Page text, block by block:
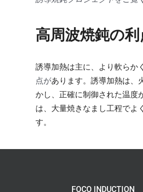
高周波焼鈍の利
誘導加熱は主に、より軟らか
点があります。誘導加熱は、
かし、正確に制御された温度
は、大量焼きなまし工程でよ
す。
FOCO INDUCTION